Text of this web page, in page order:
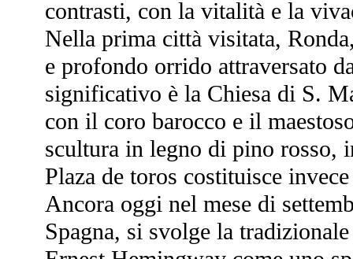
contrasti, con la vitalità e la
Nella prima città visitata,
e profondo orrido attraversato
significativo è la Chiesa di S.
con il coro barocco e il
scultura in legno di pino rosso,
Plaza de toros costituisce
Ancora oggi nel mese di
Spagna, si svolge la